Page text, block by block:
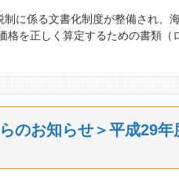
に係る文書化制度が整備され、
格を正しく算定するための書類（
のお知らせ＞平成29年